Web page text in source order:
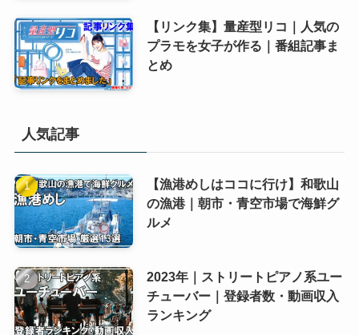
【リンク集】量産型リコ｜人気の
プラモを女子が作る｜番組記事ま
とめ
人気記事
【漁港めしはココに行け】和歌山
の漁港｜朝市・青空市場で海鮮グ
ルメ
2023年｜ストリートピアノ系ユー
チューバー｜登録者数・動画収入
ランキング